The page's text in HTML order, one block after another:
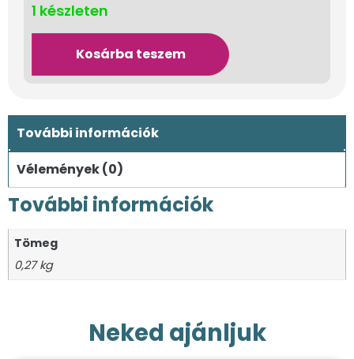
1 készleten
Kosárba teszem
További információk
Vélemények (0)
További információk
Tömeg
0,27 kg
Neked ajánljuk